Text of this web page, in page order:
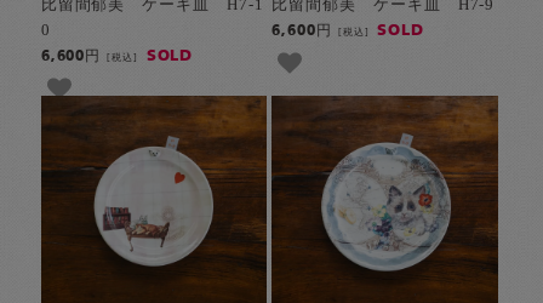
比留間郁美 ケーキ皿 H7-1
0
6,600円[税込] SOLD
比留間郁美 ケーキ皿 H7-9
6,600円 [税込] SOLD